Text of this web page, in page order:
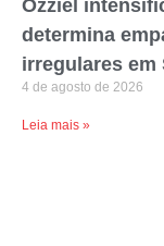
Ozziel
determina
irregulares em
4 de agosto de 2026
Leia mais »